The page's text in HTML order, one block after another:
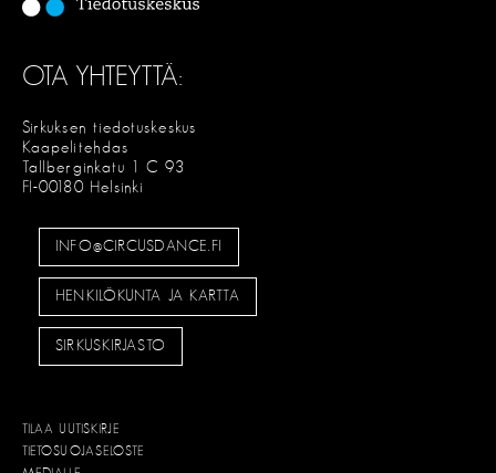
OTA YHTEYTTÄ:
Sirkuksen tiedotuskeskus
Kaapelitehdas
Tallberginkatu 1 C 93
FI-00180 Helsinki
INFO@CIRCUSDANCE.FI
HENKILÖKUNTA JA KARTTA
SIRKUSKIRJASTO
TILAA UUTISKIRJE
TIETOSUOJASELOSTE